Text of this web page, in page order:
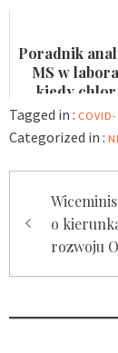
Poradnik
MS w
kiedy chlor
Tagged in :
Categorized in :
wpisu
o
rozwoju